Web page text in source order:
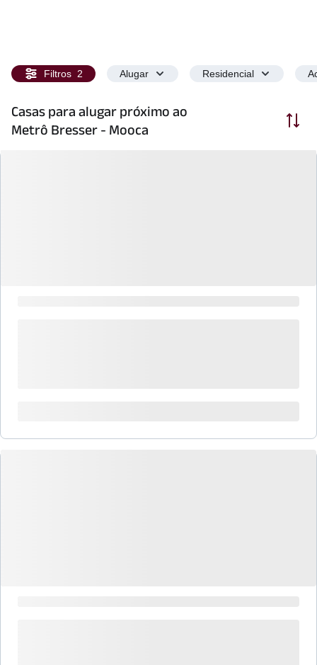
Filtros 2 Alugar Residencial
Casas para alugar próximo ao
Metrô Bresser - Mooca
Ordenar